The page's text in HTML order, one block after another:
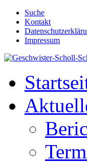
Suche
Kontakt
Impressum